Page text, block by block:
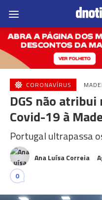
CORONAVÍRUS
DGS não atribui
Covid-19 à
Portugal ultrapassa
Ana Luísa Correia
0